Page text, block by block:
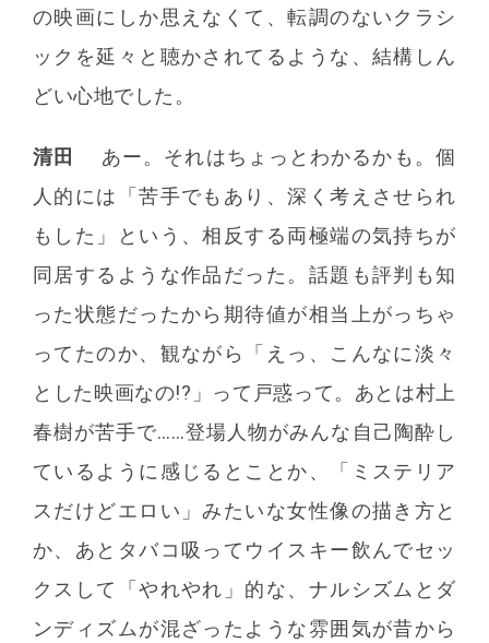
の映画にしか思えなくて、転調のないクラシ
ックを延々と聴かされてるような、結構しん
どい心地でした。
清田
あー。それはちょっとわかるかも。個
人的には「苦手でもあり、深く考えさせられ
もした」という、相反する両極端の気持ちが
同居するような作品だった。話題も評判も知
った状態だったから期待値が相当上がっちゃ
ってたのか、観ながら「えっ、こんなに淡々
とした映画なの!?」って戸惑って。あとは村上
春樹が苦手で……登場人物がみんな自己陶酔し
ているように感じるとことか、「ミステリア
スだけどエロい」みたいな女性像の描き方と
か、あとタバコ吸ってウイスキー飲んでセッ
クスして「やれやれ」的な、ナルシズムとダ
ンディズムが混ざったような雰囲気が昔から